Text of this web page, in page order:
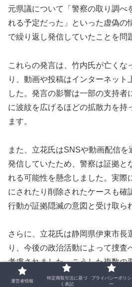
元県議について「警察の取り調べ
れる予定だった」といった虚偽の
で繰り返し発信していたことを問
これらの発言は、竹内氏が亡くな
り、動画や投稿はインターネット
した。発言の影響は一部の支持者
に波紋を広げるほどの拡散力を持
ます。
また、立花氏はSNSや動画配信を
発信していたため、警察は証拠と
れる可能性を懸念しました。実際
にされたり削除されたケースも確
行動が証拠隠滅の意図と受け取ら
さらに、立花氏は静岡県伊東市長
り、今後の政治活動によって捜査
考慮されました。こうした複数の
結果、兵庫県警は逮捕の必要性が
運営者情報
特定商取引法に基づ
く表記
プライバシーポリシ
ー